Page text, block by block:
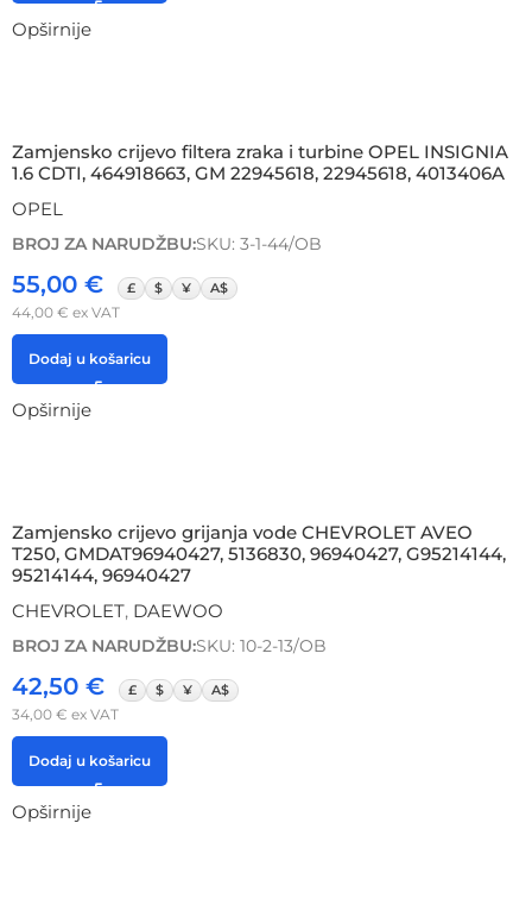
Opširnije
Zamjensko crijevo filtera zraka i turbine OPEL INSIGNIA
1.6 CDTI, 464918663, GM 22945618, 22945618, 4013406A
OPEL
BROJ ZA NARUDŽBU:SKU: 3-1-44/OB
55,00 € £ $ ¥ A$
44,00 € ex VAT
Dodaj u košaricu
Opširnije
Zamjensko crijevo grijanja vode CHEVROLET AVEO
T250, GMDAT96940427, 5136830, 96940427, G95214144,
95214144, 96940427
CHEVROLET, DAEWOO
BROJ ZA NARUDŽBU:SKU: 10-2-13/OB
42,50 € £ $ ¥ A$
34,00 € ex VAT
Dodaj u košaricu
Opširnije